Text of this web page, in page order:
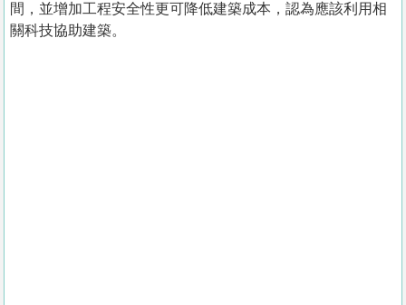
間，並增加工程安全性更可降低建築成本，認為應該利用相
關科技協助建築。